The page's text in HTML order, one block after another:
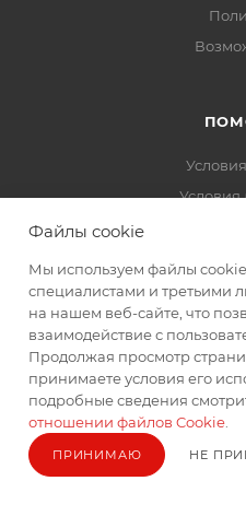
Условия
ПОДПИСАТЬСЯ НА
Файлы cookie
Мы используем файлы
специалистами и третьими
на нашем веб-сайте, что
взаимодействие с
Продолжая просмотр
принимаете условия его
подробные сведения
отношении файлов Cookie
ПРИНИМАЮ НЕ